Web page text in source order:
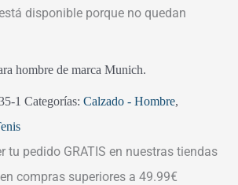
disponible porque no quedan
hombre de marca Munich.
1 Categorías: Calzado - Hombre,
tu pedido GRATIS en nuestras tiendas
compras superiores a 49.99€